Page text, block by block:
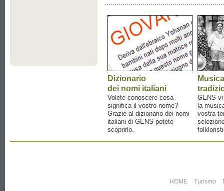
Dizionario
dei nomi italiani
Volete conoscere cosa
significa il vostro nome?
Grazie al dizionario dei nomi
italiani di GENS potete
scoprirlo.
Musica
GENS
la
vostra
HOME Turismo